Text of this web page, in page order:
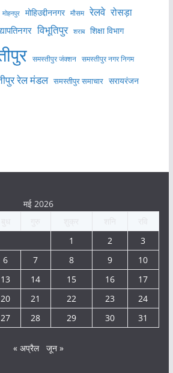
मोहनपुर मोहिउद्दीननगर मौसम रेलवे रोसड़ा
विभूतिपुर शराब शिक्षा विभाग
समस्तीपुर जंक्शन समस्तीपुर नगर निगम
रेल मंडल समस्तीपुर समाचार सरायरंजन
मई 2026
1
2
3
6 7 8 9
10
13 14 15 16
17
20 21 22 23
24
27 28 29 30 31
« अप्रैल जून »